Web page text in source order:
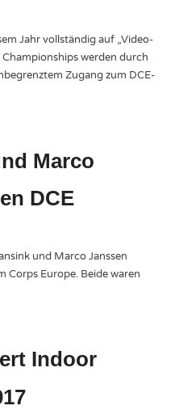
Jahr vollständig auf „Video-
werden durch
Zugang zum DCE-
Marco
DCE
und Marco Janssen
Corps Europe. Beide waren
Indoor